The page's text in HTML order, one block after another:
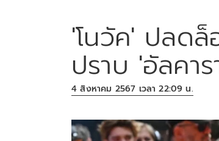
'โนวัค' ปลด
ปราบ 'อัลคา
4 สิงหาคม 2567 เวลา 22:09 น.